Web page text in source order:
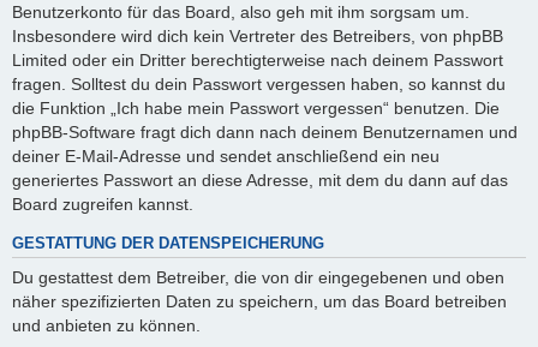
Benutzerkonto für das Board, also geh mit ihm sorgsam um.
Insbesondere wird dich kein Vertreter des Betreibers, von phpBB
Limited oder ein Dritter berechtigterweise nach deinem Passwort
fragen. Solltest du dein Passwort vergessen haben, so kannst du
die Funktion „Ich habe mein Passwort vergessen“ benutzen. Die
phpBB-Software fragt dich dann nach deinem Benutzernamen und
deiner E-Mail-Adresse und sendet anschließend ein neu
generiertes Passwort an diese Adresse, mit dem du dann auf das
Board zugreifen kannst.
GESTATTUNG DER DATENSPEICHERUNG
Du gestattest dem Betreiber, die von dir eingegebenen und oben
näher spezifizierten Daten zu speichern, um das Board betreiben
und anbieten zu können.